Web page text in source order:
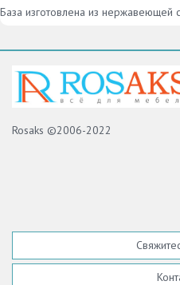
База изготовлена из нержавеющей
Rosaks ©2006-2022